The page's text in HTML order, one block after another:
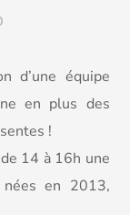
d’une équipe
en plus des
!
14 à 16h une
en 2013,